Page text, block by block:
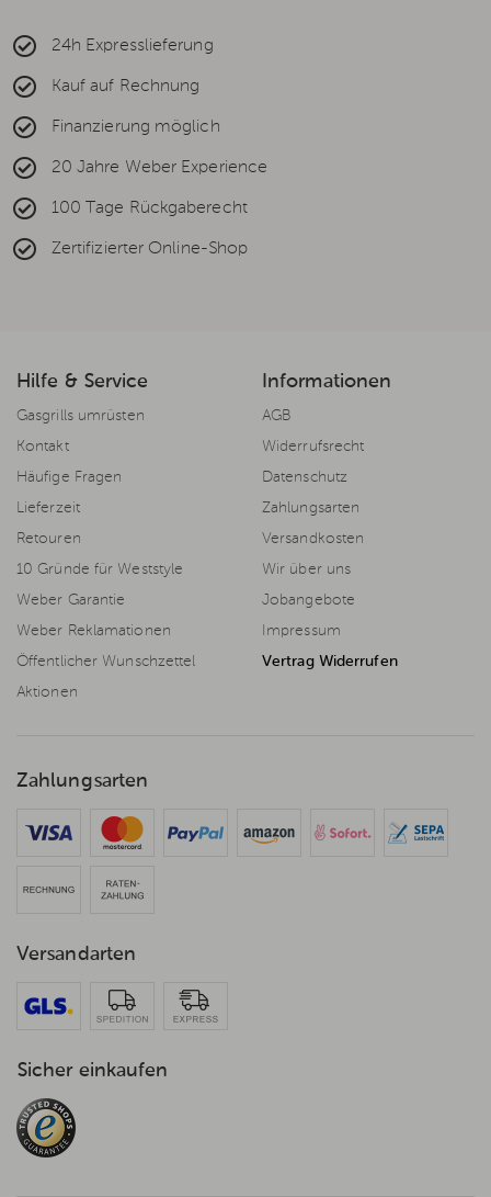
24h Expresslieferung
Kauf auf Rechnung
Finanzierung möglich
20 Jahre Weber Experience
100 Tage Rückgaberecht
Zertifizierter Online-Shop
Hilfe & Service
Gasgrills umrüsten
Kontakt
Häufige Fragen
Lieferzeit
Retouren
10 Gründe für Weststyle
Weber Garantie
Weber Reklamationen
Öffentlicher Wunschzettel
Aktionen
Informationen
AGB
Widerrufsrecht
Datenschutz
Zahlungsarten
Versandkosten
Wir über uns
Jobangebote
Impressum
Vertrag Widerrufen
Zahlungsarten
Versandarten
Sicher einkaufen